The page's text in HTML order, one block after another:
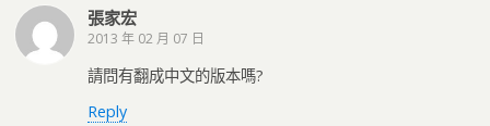
張家宏
2013 年 02 月 07 日
請問有翻成中文的版本嗎?
Reply